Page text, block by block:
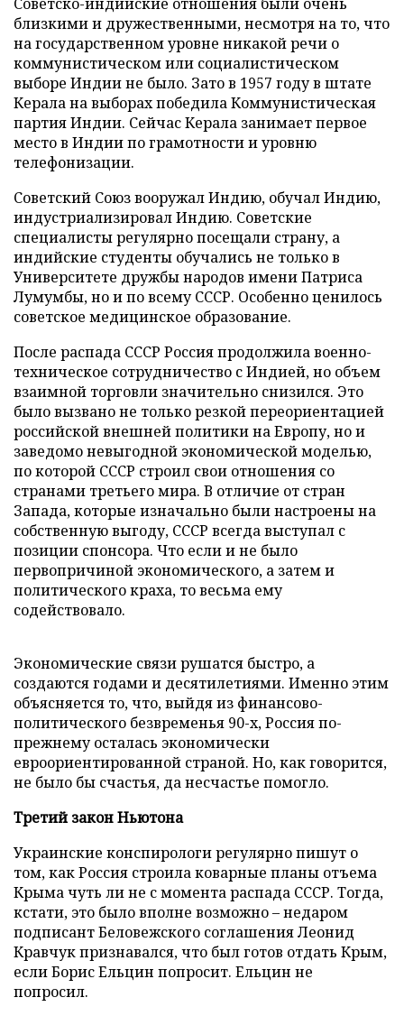
близкими и дружественными, несмотря на то, что
на государственном уровне никакой речи о
коммунистическом или социалистическом
выборе Индии не было. Зато в 1957 году в штате
Керала на выборах победила Коммунистическая
партия Индии. Сейчас Керала занимает первое
место в Индии по грамотности и уровню
телефонизации.
Советский Союз вооружал Индию, обучал Индию,
индустриализировал Индию. Советские
специалисты регулярно посещали страну, а
индийские студенты обучались не только в
Университете дружбы народов имени Патриса
Лумумбы, но и по всему СССР. Особенно ценилось
советское медицинское образование.
После распада СССР Россия продолжила военно-
техническое сотрудничество с Индией, но объем
взаимной торговли значительно снизился. Это
было вызвано не только резкой переориентацией
российской внешней политики на Европу, но и
заведомо невыгодной экономической моделью,
по которой СССР строил свои отношения со
странами третьего мира. В отличие от стран
Запада, которые изначально были настроены на
собственную выгоду, СССР всегда выступал с
позиции спонсора. Что если и не было
первопричиной экономического, а затем и
политического краха, то весьма ему
содействовало.
Экономические связи рушатся быстро, а
создаются годами и десятилетиями. Именно этим
объясняется то, что, выйдя из финансово-
политического безвременья 90-х, Россия по-
прежнему осталась экономически
евроориентированной страной. Но, как говорится,
не было бы счастья, да несчастье помогло.
Третий закон Ньютона
Украинские конспирологи регулярно пишут о
том, как Россия строила коварные планы отъема
Крыма чуть ли не с момента распада СССР. Тогда,
кстати, это было вполне возможно – недаром
подписант Беловежского соглашения Леонид
Кравчук признавался, что был готов отдать Крым,
если Борис Ельцин попросит. Ельцин не
попросил.